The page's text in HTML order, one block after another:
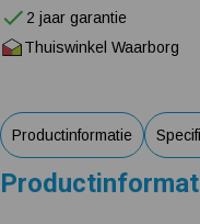
2 jaar garantie
Thuiswinkel Waarborg
Productinformatie